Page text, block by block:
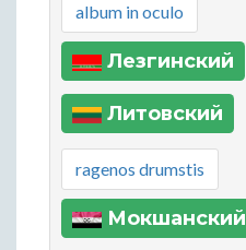
album in oculo
Лезгинский
Литовский
ragenos drumstis
Мокшанский